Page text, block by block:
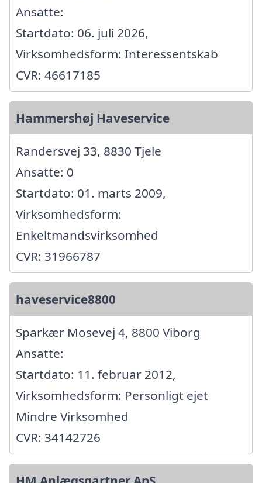
Ansatte:
Startdato: 06. juli 2026,
Virksomhedsform: Interessentskab
CVR: 46617185
Hammershøj Haveservice
Randersvej 33, 8830 Tjele
Ansatte: 0
Startdato: 01. marts 2009,
Virksomhedsform:
Enkeltmandsvirksomhed
CVR: 31966787
haveservice8800
Sparkær Mosevej 4, 8800 Viborg
Ansatte:
Startdato: 11. februar 2012,
Virksomhedsform: Personligt ejet
Mindre Virksomhed
CVR: 34142726